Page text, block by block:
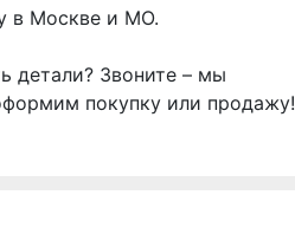
в Москве и МО.
детали? Звоните – мы
покупку или продажу!